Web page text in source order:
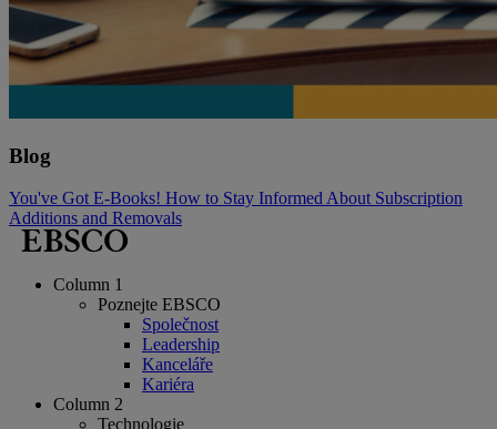
Blog
You've Got E-Books! How to Stay Informed About Subscription
Additions and Removals
Column 1
Poznejte EBSCO
Společnost
Leadership
Kanceláře
Kariéra
Column 2
Technologie